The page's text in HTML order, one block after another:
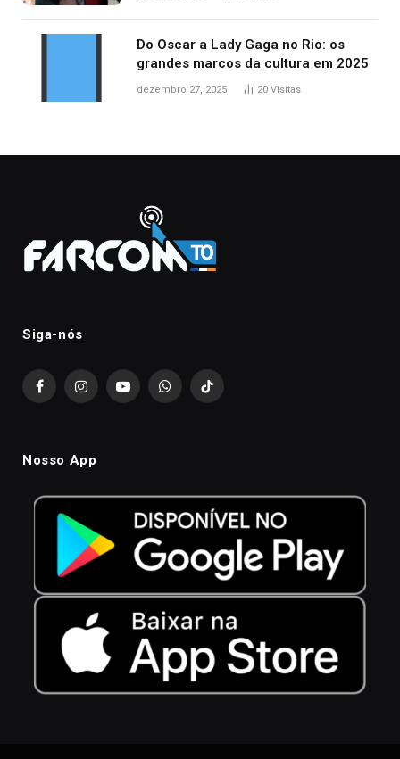
Do Oscar a Lady Gaga no Rio: os
grandes marcos da cultura em 2025
dezembro 27, 2025 20 Visitas
Siga-nós
FacebookInstagramYouTubeWhatsAppTikTok
Nosso App